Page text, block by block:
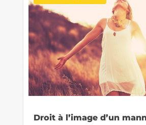
Droit à l’image d’un